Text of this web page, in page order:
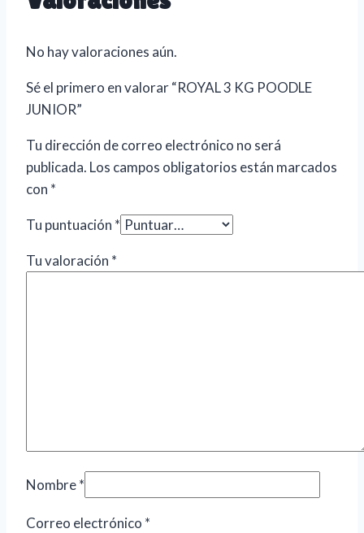
No hay valoraciones aún.
Sé el primero en valorar “ROYAL 3 KG POODLE
JUNIOR”
Tu dirección de correo electrónico no será
publicada. Los campos obligatorios están marcados
con *
Tu puntuación *
Tu valoración *
Nombre*
Correo electrónico *